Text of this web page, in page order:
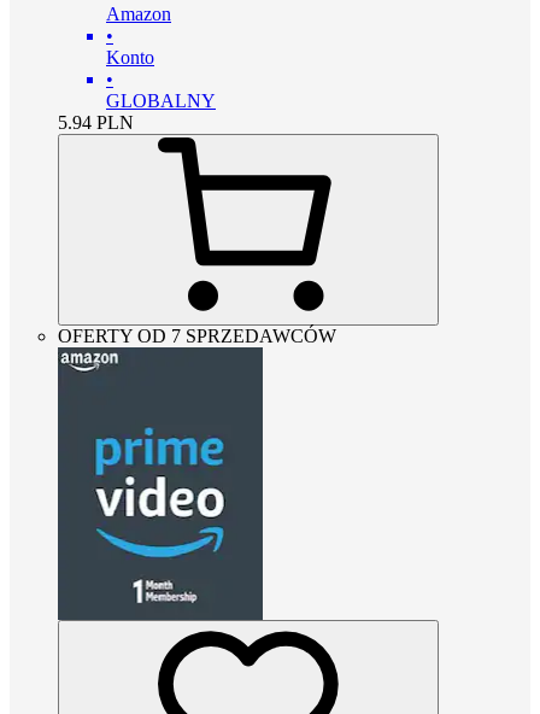
Amazon
•
Konto
•
GLOBALNY
5.94 PLN
OFERTY OD 7 SPRZEDAWCÓW